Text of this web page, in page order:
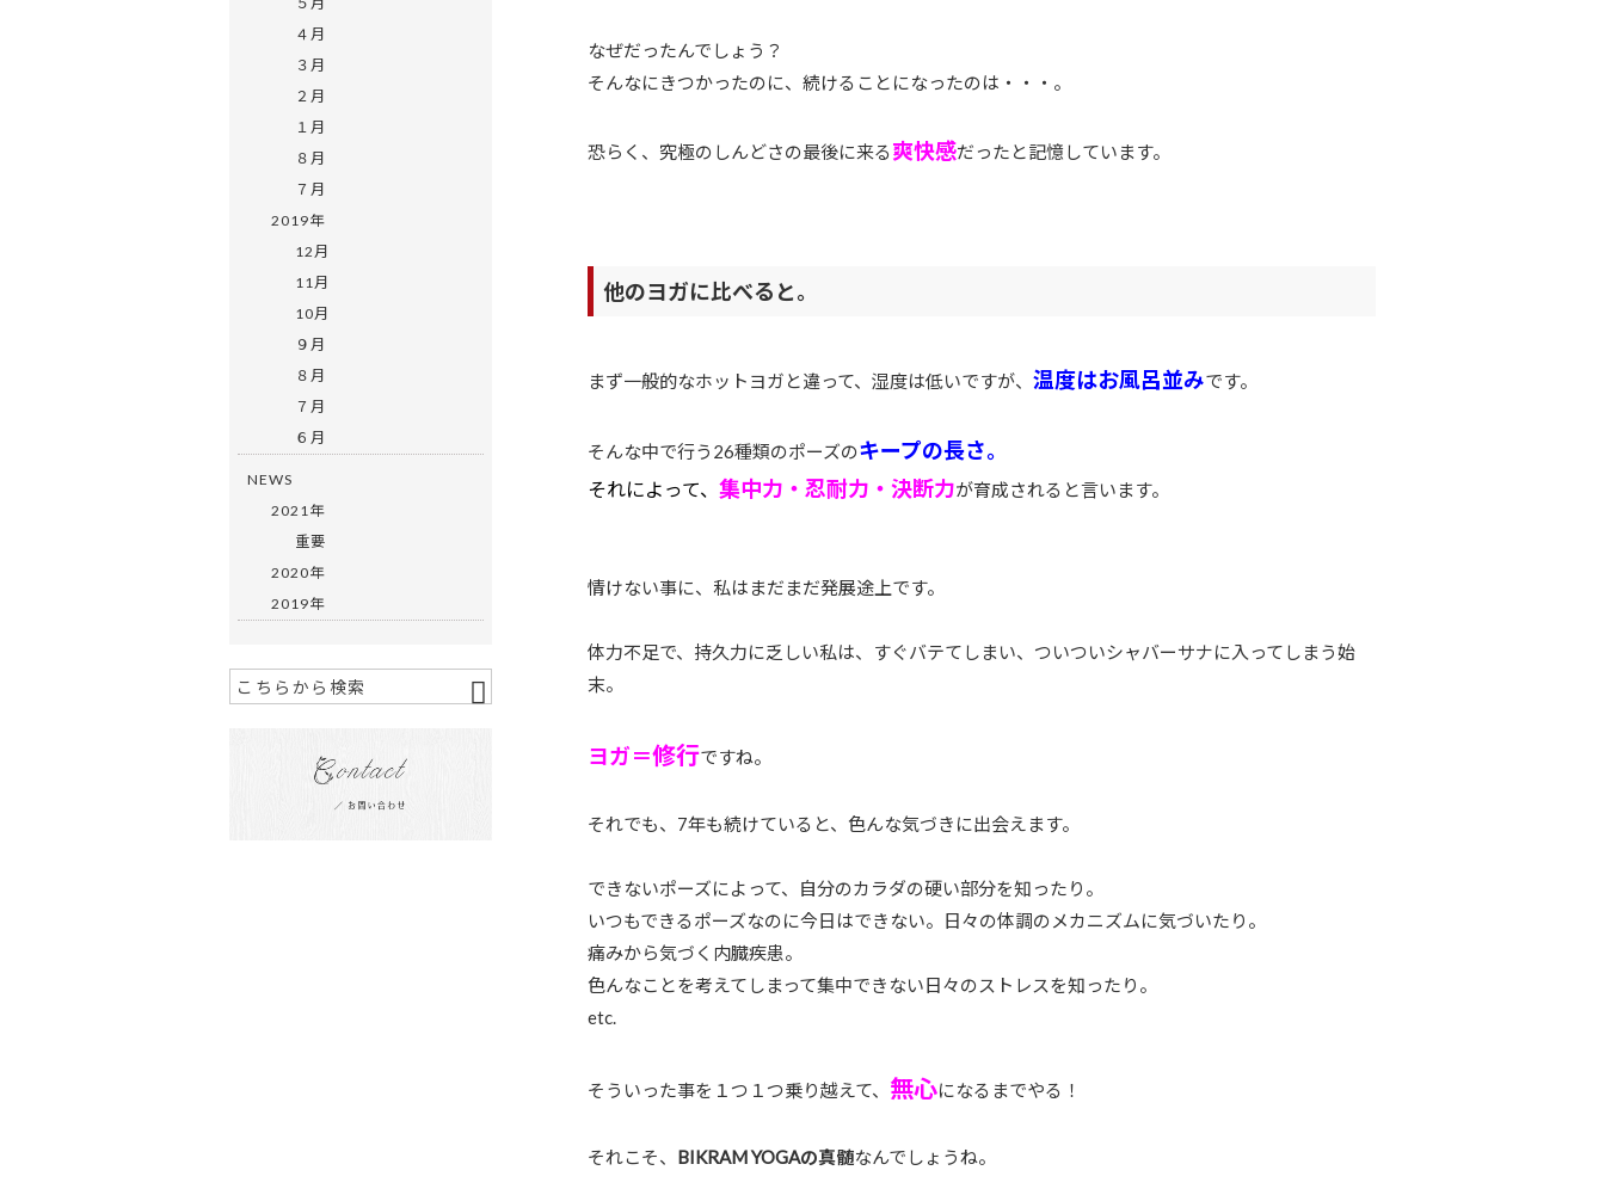
なぜだったんでしょう？
そんなにきつかったのに、続けることになったのは・・・。
恐らく、究極のしんどさの最後に来る 爽快感だったと記憶しています。
他のヨガに比べると。
まず一般的なホットヨガと違って、湿度は低いですが、 温度はお風呂並みです。
そんな中で行う26種類のポーズのキープの長さ。
それによって、 集中力・忍耐力・決断力が育成されると言います。
情けない事に、私はまだまだ発展途上です。
体力不足で、持久力に乏しい私は、すぐバテてしまい、ついついシャバーサナに入ってしまう始
末。
ヨガ＝修行ですね。
それでも、7年も続けていると、色んな気づきに出会えます。
できないポーズによって、自分のカラダの硬い部分を知ったり。
いつもできるポーズなのに今日はできない。日々の体調のメカニズムに気づいたり。
痛みから気づく内臓疾患。
色んなことを考えてしまって集中できない日々のストレスを知ったり。
etc.
そういった事を１つ１つ乗り越えて、 無心になるまでやる！
それこそ、 BIKRAM YOGAの真髄なんでしょうね。
４月
３月
２月
１月
８月
７月
2019年
12月
11月
10月
９月
８月
７月
６月
NEWS
2021年
重要
2020年
2019年